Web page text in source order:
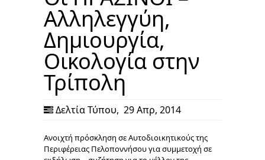
Αλληλεγγύη,
Δημιουργία,
Οικολογία στην
Τρίπολη
Δελτία Τύπου, 29 Απρ, 2014
Ανοιχτή πρόσκληση σε Αυτοδιοικητικούς της
Περιφέρειας Πελοποννήσου για συμμετοχή σε